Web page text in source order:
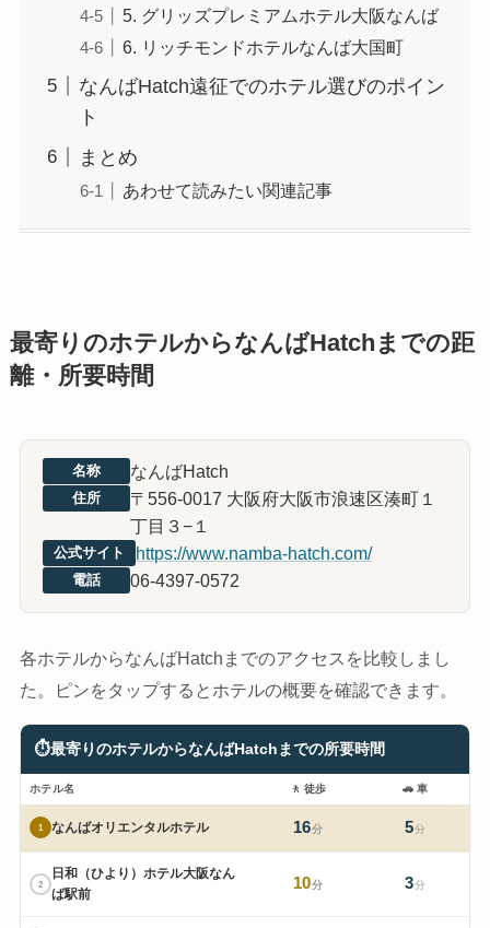
5. グリッズプレミアムホテル大阪なんば
6. リッチモンドホテルなんば大国町
なんばHatch遠征でのホテル選びのポイン
ト
まとめ
あわせて読みたい関連記事
最寄りのホテルからなんばHatchまでの距
離・所要時間
名称 なんばHatch
住所
〒556-0017 大阪府大阪市浪速区湊町１
丁目３−１
公式サイト https://www.namba-hatch.com/
電話 06-4397-0572
各ホテルからなんばHatchまでのアクセスを比較しまし
た。ピンをタップするとホテルの概要を確認できます。
⏱最寄りのホテルからなんばHatchまでの所要時間
ホテル名 🚶 徒歩 🚗 車
1 なんばオリエンタルホテル 16分 5分
2
日和（ひより）ホテル大阪なん
ば駅前
10分 3分